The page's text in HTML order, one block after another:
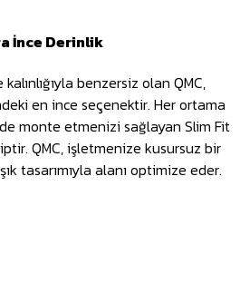
İnce Derinlik
benzersiz olan QMC,
en ince seçenektir. Her ortama
monte etmenizi sağlayan Slim Fit
QMC, işletmenize kusursuz bir
tasarımıyla alanı optimize eder.